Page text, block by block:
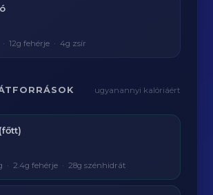
12g fehérje · 4g zsír
ugyanannyi kalóriáért
· 2.4g fehérje · 28g szénhidrát